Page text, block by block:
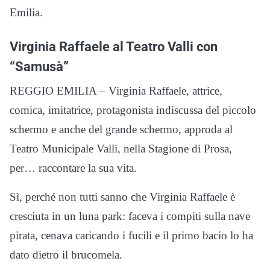
Emilia.
Virginia Raffaele al Teatro Valli con
“Samusà”
REGGIO EMILIA – Virginia Raffaele, attrice,
comica, imitatrice, protagonista indiscussa del piccolo
schermo e anche del grande schermo, approda al
Teatro Municipale Valli, nella Stagione di Prosa,
per… raccontare la sua vita.
Sì, perché non tutti sanno che Virginia Raffaele è
cresciuta in un luna park: faceva i compiti sulla nave
pirata, cenava caricando i fucili e il primo bacio lo ha
dato dietro il brucomela.